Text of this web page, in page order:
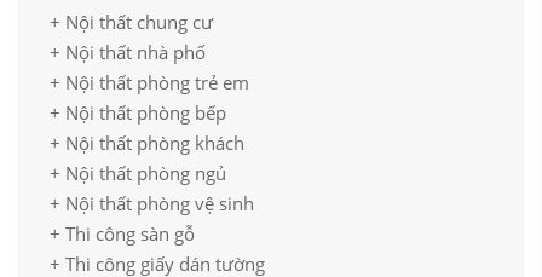
+ Nội thất chung cư
+ Nội thất nhà phố
+ Nội thất phòng trẻ em
+ Nội thất phòng bếp
+ Nội thất phòng khách
+ Nội thất phòng ngủ
+ Nội thất phòng vệ sinh
+ Thi công sàn gỗ
+ Thi công giấy dán tường